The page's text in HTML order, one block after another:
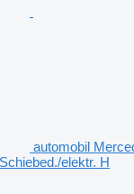
automobil
elektr. H